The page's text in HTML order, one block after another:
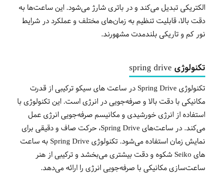
الکتریکی تبدیل می‌کند و در باتری شارژ می‌شود. این ساعت‌ها به
دقت بالا، قابلیت تنظیم به زمان‌های مختلف و عملکرد در شرایط
نور کم و تاریکی بلندمدت مشهورند.
تکنولوژی spring drive
تکنولوژی Spring Drive در ساعت های سیکو ترکیبی از قدرت
مکانیکی با دقت بالا و صرفه‌جویی در انرژی است. این تکنولوژی با
استفاده از انرژی خورشیدی و مکانیسم صرفه‌جویی انرژی عمل
می‌کند. در ساعت‌های Spring Drive، حرکت صاف و دقیقی برای
نمایش زمان استفاده می‌شود. تکنولوژی Spring Drive به ساعت
های Seiko شکوه و دقت بیشتری می‌بخشد و ترکیبی از هنر
ساعت‌سازی مکانیکی با صرفه‌جویی انرژی را ارائه می‌دهد.